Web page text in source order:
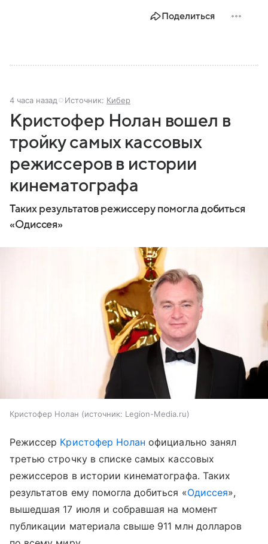
Поделиться
4 часа назад Источник: Кибер
Кристофер Нолан вошел в
тройку самых кассовых
режиссеров в истории
кинематографа
Таких результатов режиссеру помогла добиться
«Одиссея»
Кристофер Нолан источник: Legion-Media.ru
Режиссер Кристофер Нолан официально занял
третью строчку в списке самых кассовых
режиссеров в истории кинематографа. Таких
результатов ему помогла добиться «Одиссея»,
вышедшая 17 июля и собравшая на момент
публикации материала свыше 911 млн долларов